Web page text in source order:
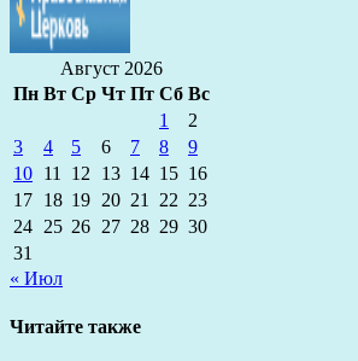
Август 2026
Пн Вт Ср Чт Пт Сб Вс
1
2
3
4 5 6 7 8
9
10 11 12 13 14 15 16
17 18 19 20 21 22 23
24 25 26 27 28 29 30
31
« Июл
Читайте также